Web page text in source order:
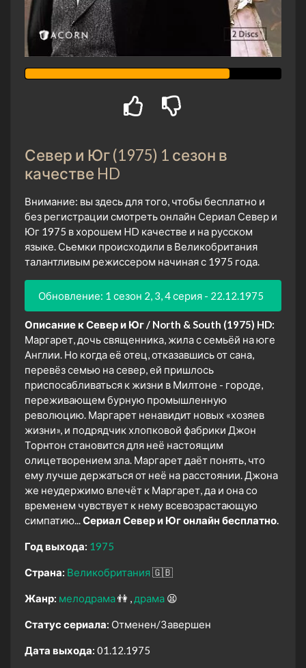
Север и Юг (1975) 1 сезон в
качестве HD
Внимание: вы здесь для того, чтобы бесплатно и
без регистрации смотреть онлайн Сериал Север и
Юг 1975 в хорошем HD качестве и на русском
языке. Сьемки происходили в Великобритания
талантливым режиссером начиная с 1975 года.
Обновление: 1 сезон 2, 3, 4 серия - 22.12.1975
Описание к Север и Юг / North & South (1975) HD:
Маргарет, дочь священника, жила с семьёй на юге
Англии. Но когда её отец, отказавшись от сана,
перевёз семью на север, ей пришлось
приспосабливаться к жизни в Милтоне - городе,
переживающем бурную промышленную
революцию. Маргарет ненавидит новых «хозяев
жизни», и подрядчик хлопковой фабрики Джон
Торнтон становится для неё настоящим
олицетворением зла. Маргарет даёт понять, что
ему лучше держаться от неё на расстоянии. Джона
же неудержимо влечёт к Маргарет, да и она со
временем чувствует к нему всевозрастающую
симпатию...Сериал Север и Юг онлайн бесплатно.
Год выхода: 1975
Страна: Великобритания🇬🇧
Жанр: мелодрама👫 драма 😫
Статус сериала: Отменен/Завершен
Дата выхода: 01.12.1975